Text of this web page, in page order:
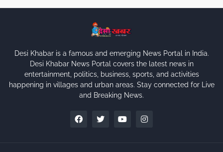
Desi Khabar is a famous and emerging News Portal in India.
Desi Khabar News Portal covers the latest news in
entertainment, politics, business, sports, and activities
happening in villages and urban areas. Stay connected for Live
and Breaking News.